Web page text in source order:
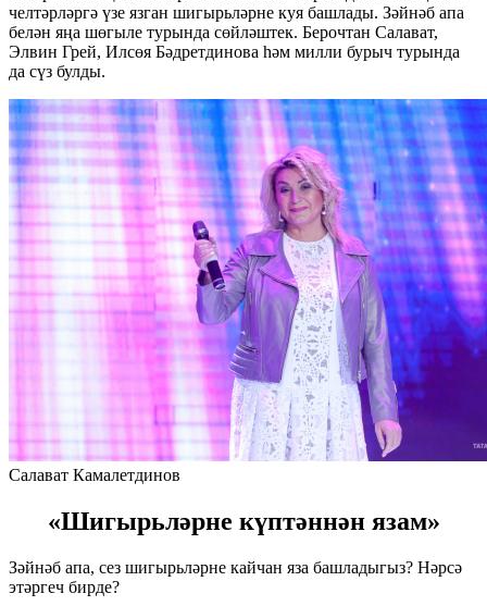
челтәрләргә үзе язган шигырьләрне куя башлады. Зәйнәб апа
белән яңа шөгыле турында сөйләштек. Берочтан Салават,
Элвин Грей, Илсөя Бәдретдинова һәм милли бурыч турында
да сүз булды.
Салават Камалетдинов
«Шигырьләрне күптәннән язам»
Зәйнәб апа, сез шигырьләрне кайчан яза башладыгыз? Нәрсә
этәргеч бирде?